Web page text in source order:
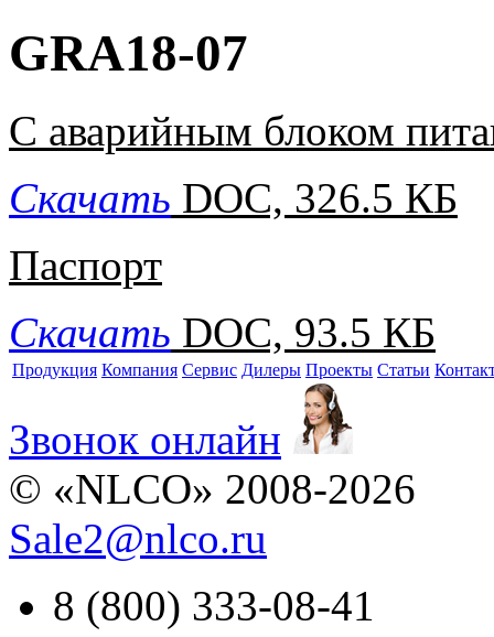
GRA18-07
С аварийным блоком
Скачать DOC, 326.5 КБ
Паспорт
Скачать DOC, 93.5 КБ
Продукция Компания Сервис Дилеры Проекты Статьи
Звонок онлайн
© «NLCO» 2008-2026
Sale2@nlco.ru
8 (800) 333-08-41